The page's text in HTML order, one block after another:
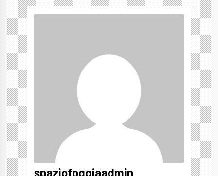
spaziofoggiaadmin